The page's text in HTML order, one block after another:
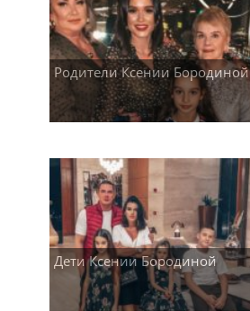
Родители Ксении Бородиной
Дети Ксении Бородиной